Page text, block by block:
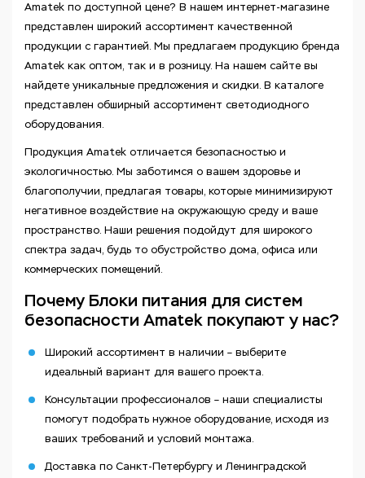
Amatek по доступной цене? В нашем интернет-магазине
представлен широкий ассортимент качественной
продукции с гарантией. Мы предлагаем продукцию бренда
Amatek как оптом, так и в розницу. На нашем сайте вы
найдете уникальные предложения и скидки. В каталоге
представлен обширный ассортимент светодиодного
оборудования.
Продукция Amatek отличается безопасностью и
экологичностью. Мы заботимся о вашем здоровье и
благополучии, предлагая товары, которые минимизируют
негативное воздействие на окружающую среду и ваше
пространство. Наши решения подойдут для широкого
спектра задач, будь то обустройство дома, офиса или
коммерческих помещений.
Почему Блоки питания для систем
безопасности Amatek покупают у нас?
Широкий ассортимент в наличии – выберите
идеальный вариант для вашего проекта.
Консультации профессионалов – наши специалисты
помогут подобрать нужное оборудование, исходя из
ваших требований и условий монтажа.
Доставка по Санкт-Петербургу и Ленинградской